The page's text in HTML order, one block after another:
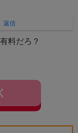
返信
料だろ？